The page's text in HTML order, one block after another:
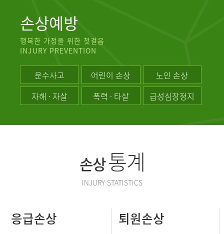
손상예방
행복한 가정을 위한 첫걸음
INJURY PREVENTION
운수사고 어린이 손상
노인 손상
자해 · 자살
폭력 · 타살 급성심장정지
손상통계
INJURY STATISTICS
응급손상 퇴원손상